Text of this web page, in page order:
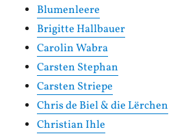
Blumenleere
Brigitte Hallbauer
Carolin Wabra
Carsten Stephan
Carsten Striepe
Chris de Biel & die Lërchen
Christian Ihle